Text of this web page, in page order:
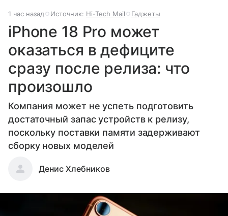
1 час назад Источник: Hi-Tech Mail Гаджеты
iPhone 18 Pro может
оказаться в дефиците
сразу после релиза: что
произошло
Компания может не успеть подготовить
достаточный запас устройств к релизу,
поскольку поставки памяти задерживают
сборку новых моделей
Денис Хлебников